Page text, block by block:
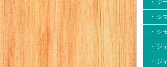
・ ジ
・ シ
・ シ
・ ジ
・ ジ